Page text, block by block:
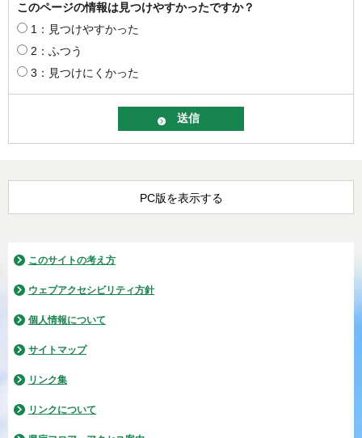
このページの情報は見つけやすかったですか？
1：見つけやすかった
2：ふつう
3：見つけにくかった
PC版を表示する
このサイトの考え方
ウェブアクセシビリティ方針
個人情報について
サイトマップ
リンク集
リンクについて